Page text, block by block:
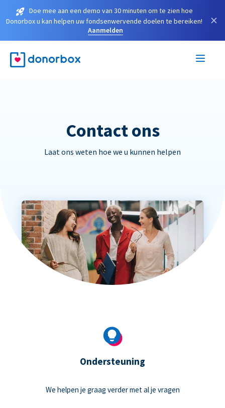
Doe mee aan een demo van 30 minuten om te zien hoe
Donorbox u kan helpen uw fondsenwervende doelen te bereiken!
Aanmelden
×
Contact ons
Laat ons weten hoe we u kunnen helpen
Ondersteuning
We helpen je graag verder met al je vragen